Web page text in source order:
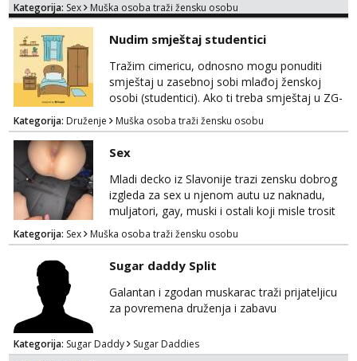
thing of the past We're jammin' And I hope
Kategorija: Sex Muška osoba traži žensku osobu
Nudim smještaj studentici
Tražim cimericu, odnosno mogu ponuditi
smještaj u zasebnoj sobi mlađoj ženskoj
osobi (studentici). Ako ti treba smještaj u ZG-
u, a ne želiš plaćati sobu i tako malo uštedjeti,
javi se na mail.
Kategorija: Druženje Muška osoba traži žensku osobu
Sex
Mladi decko iz Slavonije trazi zensku dobrog
izgleda za sex u njenom autu uz naknadu,
muljatori, gay, muski i ostali koji misle trosit
vrijeme na pisanje mogu zaobic oglas, ako si
slavonije i zainteresirana da te punim negdje
u mraku u tvom autu javi se na whatsapp
porukom 098 199 1895.
Kategorija: Sex Muška osoba traži žensku osobu
Sugar daddy Split
Galantan i zgodan muskarac traži prijateljicu
za povremena druženja i zabavu
Kategorija: Sugar Daddy Sugar Daddies